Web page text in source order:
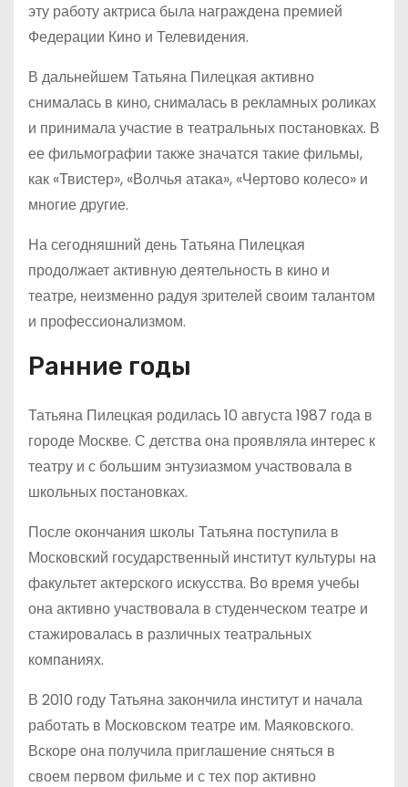
эту работу актриса была награждена премией
Федерации Кино и Телевидения.
В дальнейшем Татьяна Пилецкая активно
снималась в кино, снималась в рекламных роликах
и принимала участие в театральных постановках. В
ее фильмографии также значатся такие фильмы,
как «Твистер», «Волчья атака», «Чертово колесо» и
многие другие.
На сегодняшний день Татьяна Пилецкая
продолжает активную деятельность в кино и
театре, неизменно радуя зрителей своим талантом
и профессионализмом.
Ранние годы
Татьяна Пилецкая родилась 10 августа 1987 года в
городе Москве. С детства она проявляла интерес к
театру и с большим энтузиазмом участвовала в
школьных постановках.
После окончания школы Татьяна поступила в
Московский государственный институт культуры на
факультет актерского искусства. Во время учебы
она активно участвовала в студенческом театре и
стажировалась в различных театральных
компаниях.
В 2010 году Татьяна закончила институт и начала
работать в Московском театре им. Маяковского.
Вскоре она получила приглашение сняться в
своем первом фильме и с тех пор активно